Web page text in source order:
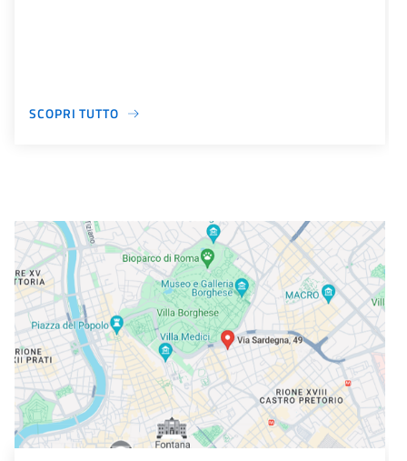
SCOPRI TUTTO